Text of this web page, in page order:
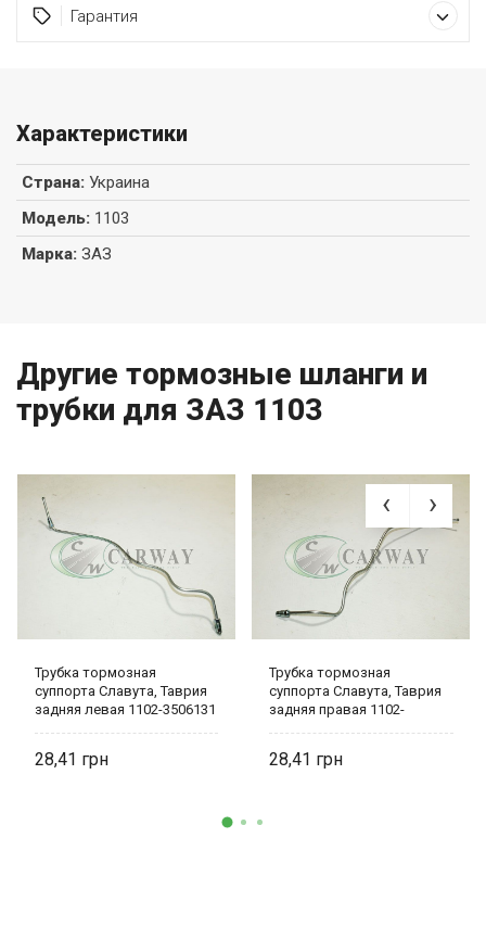
Гарантия
Характеристики
Страна: Украина
Модель: 1103
Марка: ЗАЗ
Другие тормозные шланги и
трубки для ЗАЗ 1103
Трубка тормозная
суппорта Славута, Таврия
задняя левая 1102-3506131
28,41
Трубка тормозная
суппорта Славута, Таврия
задняя правая 1102-
28,41